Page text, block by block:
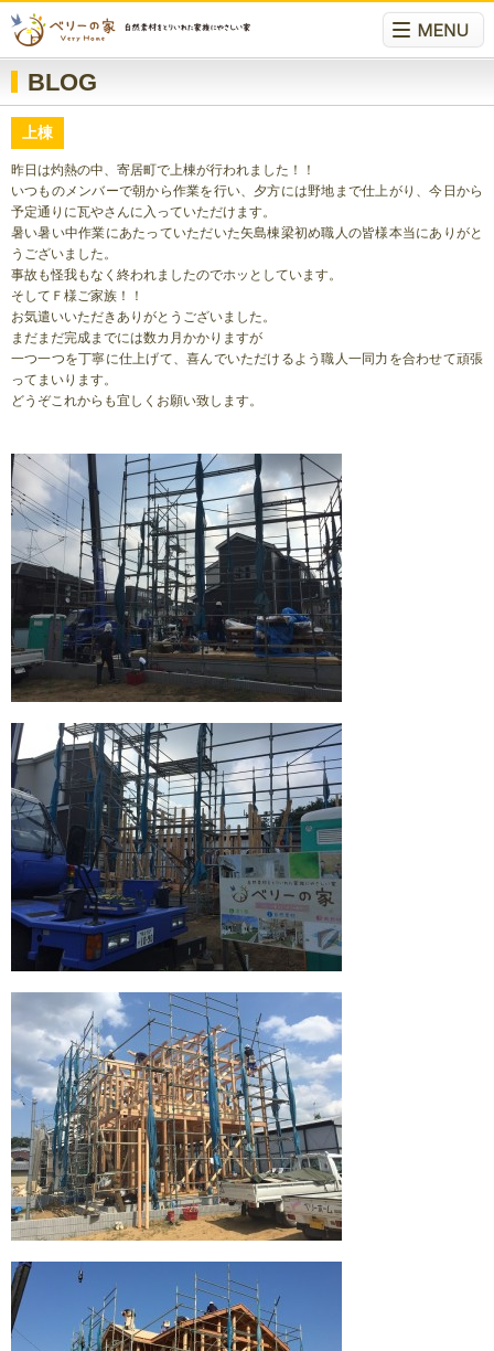
BLOG
上棟
昨日は灼熱の中、寄居町で上棟が行われました！！
いつものメンバーで朝から作業を行い、夕方には野地まで仕上がり、今日から
予定通りに瓦やさんに入っていただけます。
暑い暑い中作業にあたっていただいた矢島棟梁初め職人の皆様本当にありがと
うございました。
事故も怪我もなく終われましたのでホッとしています。
そしてＦ様ご家族！！
お気遣いいただきありがとうございました。
まだまだ完成までには数カ月かかりますが
一つ一つを丁寧に仕上げて、喜んでいただけるよう職人一同力を合わせて頑張
ってまいります。
どうぞこれからも宜しくお願い致します。